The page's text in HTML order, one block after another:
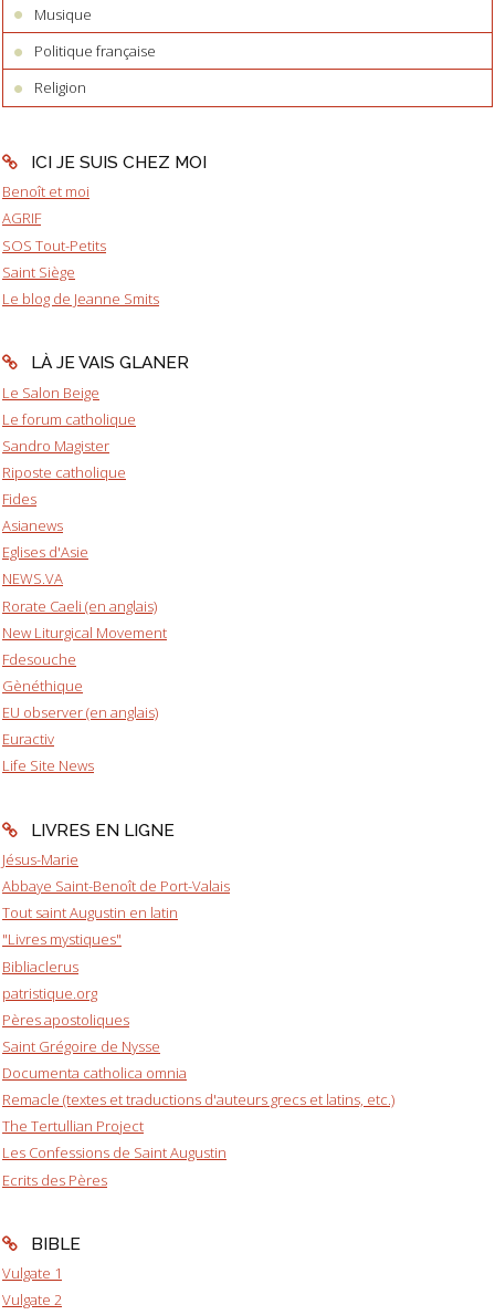
Musique
Politique française
Religion
ICI JE SUIS CHEZ MOI
Benoît et moi
AGRIF
SOS Tout-Petits
Saint Siège
Le blog de Jeanne Smits
LÀ JE VAIS GLANER
Le Salon Beige
Le forum catholique
Sandro Magister
Riposte catholique
Fides
Asianews
Eglises d'Asie
NEWS.VA
Rorate Caeli (en anglais)
New Liturgical Movement
Fdesouche
Gènéthique
EU observer (en anglais)
Euractiv
Life Site News
LIVRES EN LIGNE
Jésus-Marie
Abbaye Saint-Benoît de Port-Valais
Tout saint Augustin en latin
"Livres mystiques"
Bibliaclerus
patristique.org
Pères apostoliques
Saint Grégoire de Nysse
Documenta catholica omnia
Remacle (textes et traductions d'auteurs grecs et latins, etc.)
The Tertullian Project
Les Confessions de Saint Augustin
Ecrits des Pères
BIBLE
Vulgate 1
Vulgate 2